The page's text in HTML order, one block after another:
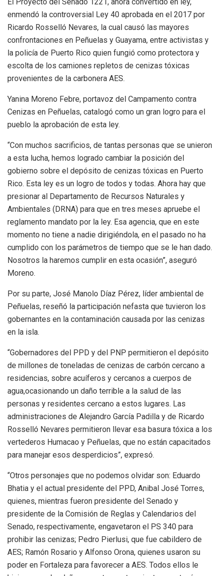
enmendó la controversial Ley 40 aprobada en el 2017 por
Ricardo Rosselló Nevares, la cual causó las mayores
confrontaciones en Peñuelas y Guayama, entre activistas y
la policía de Puerto Rico quien fungió como protectora y
escolta de los camiones repletos de cenizas tóxicas
provenientes de la carbonera AES.
Yanina Moreno Febre, portavoz del Campamento contra
Cenizas en Peñuelas, catalogó como un gran logro para el
pueblo la aprobación de esta ley.
“Con muchos sacrificios, de tantas personas que se unieron
a esta lucha, hemos logrado cambiar la posición del
gobierno sobre el depósito de cenizas tóxicas en Puerto
Rico. Esta ley es un logro de todos y todas. Ahora hay que
presionar al Departamento de Recursos Naturales y
Ambientales (DRNA) para que en tres meses apruebe el
reglamento mandato por la ley. Esa agencia, que en este
momento no tiene a nadie dirigiéndola, en el pasado no ha
cumplido con los parámetros de tiempo que se le han dado.
Nosotros la haremos cumplir en esta ocasión”, aseguró
Moreno.
Por su parte, José Manolo Díaz Pérez, líder ambiental de
Peñuelas, reseñó la participación nefasta que tuvieron los
gobernantes en la contaminación causada por las cenizas
en la isla.
“Gobernadores del PPD y del PNP permitieron el depósito
de millones de toneladas de cenizas de carbón cercano a
residencias, sobre acuíferos y cercanos a cuerpos de
agua,ocasionando un daño terrible a la salud de las
personas y residentes cercano a estos lugares. Las
administraciones de Alejandro García Padilla y de Ricardo
Rosselló Nevares permitieron llevar esa basura tóxica a los
vertederos Humacao y Peñuelas, que no están capacitados
para manejar esos desperdicios”, expresó.
“Otros personajes que no podemos olvidar son: Eduardo
Bhatia y el actual presidente del PPD, Anibal José Torres,
quienes, mientras fueron presidente del Senado y
presidente de la Comisión de Reglas y Calendarios del
Senado, respectivamente, engavetaron el PS 340 para
prohibir las cenizas; Pedro Pierlusi, que fue cabildero de
AES; Ramón Rosario y Alfonso Orona, quienes usaron su
poder en Fortaleza para favorecer a AES. Todos ellos le